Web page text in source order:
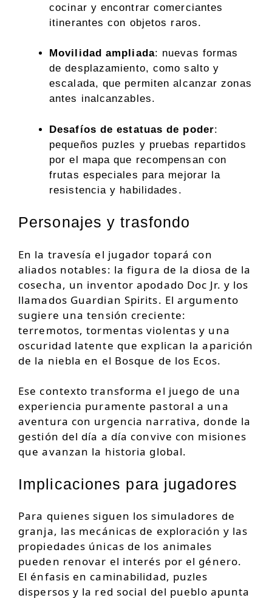
cocinar y encontrar comerciantes
itinerantes con objetos raros.
Movilidad ampliada: nuevas formas
de desplazamiento, como salto y
escalada, que permiten alcanzar zonas
antes inalcanzables.
Desafíos de estatuas de poder:
pequeños puzles y pruebas repartidos
por el mapa que recompensan con
frutas especiales para mejorar la
resistencia y habilidades.
Personajes y trasfondo
En la travesía el jugador topará con
aliados notables: la figura de la diosa de la
cosecha, un inventor apodado Doc Jr. y los
llamados Guardian Spirits. El argumento
sugiere una tensión creciente:
terremotos, tormentas violentas y una
oscuridad latente que explican la aparición
de la niebla en el Bosque de los Ecos.
Ese contexto transforma el juego de una
experiencia puramente pastoral a una
aventura con urgencia narrativa, donde la
gestión del día a día convive con misiones
que avanzan la historia global.
Implicaciones para jugadores
Para quienes siguen los simuladores de
granja, las mecánicas de exploración y las
propiedades únicas de los animales
pueden renovar el interés por el género.
El énfasis en caminabilidad, puzles
dispersos y la red social del pueblo apunta